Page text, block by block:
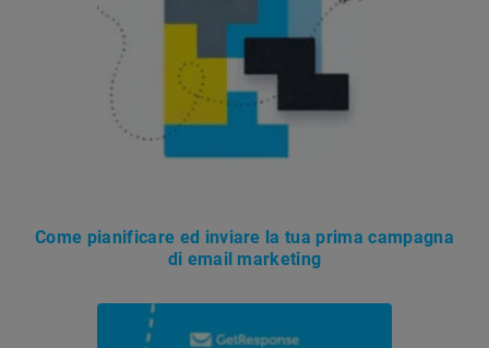
Come pianificare ed inviare la tua prima campagna
di email marketing